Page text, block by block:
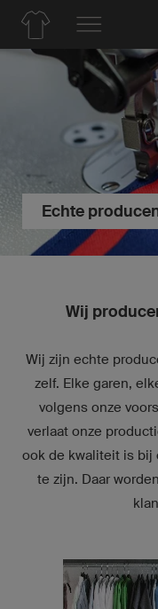
Echte
Wij
Wij zijn echte
zelf. Elke garen,
volgens onze
verlaat onze
ook de kwaliteit is bij
te zijn. Daar